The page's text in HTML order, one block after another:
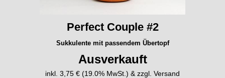
Perfect Couple #2
Sukkulente mit passendem Übertopf
Ausverkauft
inkl. 3,75 € (19.0% MwSt.) & zzgl. Versand